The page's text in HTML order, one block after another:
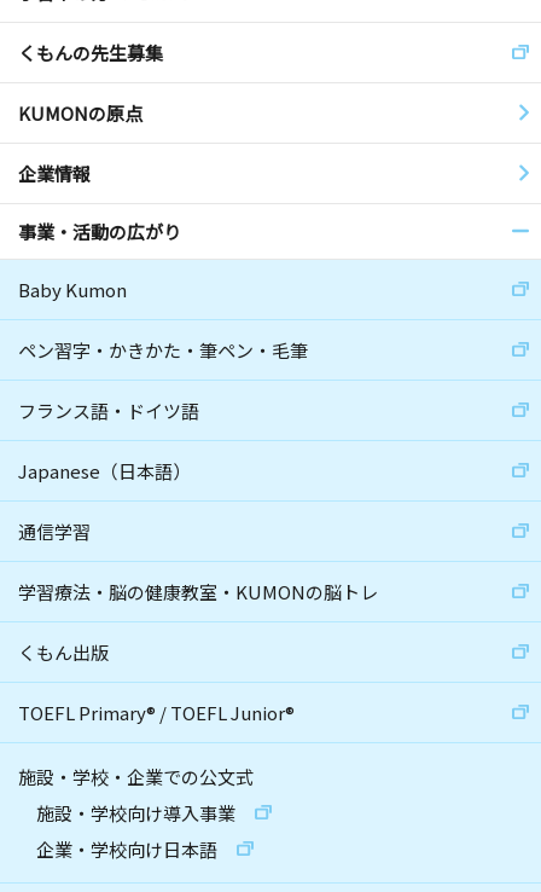
くもんの先生募集
KUMONの原点
企業情報
事業・活動の広がり
Baby Kumon
ペン習字・かきかた・筆ペン・毛筆
フランス語・ドイツ語
Japanese（日本語）
通信学習
学習療法・脳の健康教室・KUMONの脳トレ
くもん出版
TOEFL Primary® /TOEFL Junior®
施設・学校・企業での公文式
施設・学校向け導入事業
企業・学校向け日本語